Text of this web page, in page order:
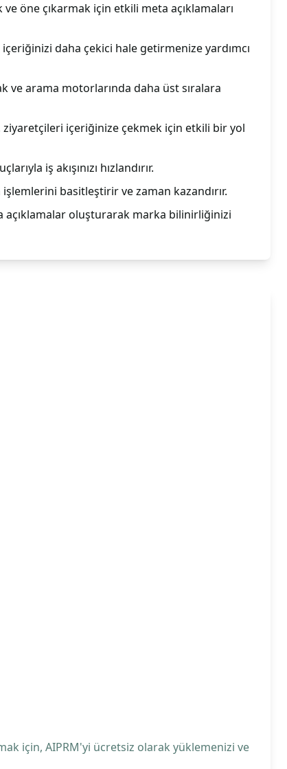
öne çıkarmak için etkili meta açıklamaları
daha çekici hale getirmenize yardımcı
ve arama motorlarında daha üst sıralara
ziyaretçileri içeriğinize çekmek için etkili bir yol
iş akışınızı hızlandırır.
basitleştirir ve zaman kazandırır.
açıklamalar oluşturarak marka bilinirliğinizi
için, AIPRM'yi ücretsiz olarak yüklemenizi ve